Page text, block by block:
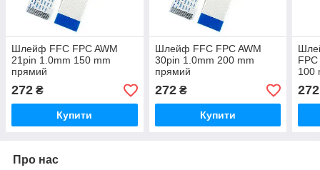
Шлейф FFC FPC AWM
21pin 1.0mm 150 mm
прямий
272 ₴
Купити
Шлейф FFC FPC AWM
30pin 1.0mm 200 mm
прямий
272₴
Купити
100
272
Про нас